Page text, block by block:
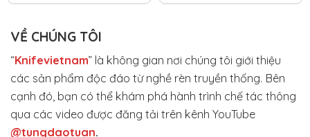
VỀ CHÚNG TÔI
“Knifevietnam” là không gian nơi chúng tôi giới thiệu
các sản phẩm độc đáo từ nghề rèn truyền thống. Bên
cạnh đó, bạn có thể khám phá hành trình chế tác thông
qua các video được đăng tải trên kênh YouTube
@tungdaotuan.